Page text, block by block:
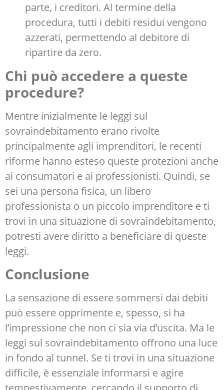
parte, i creditori. Al termine della
procedura, tutti i debiti residui vengono
azzerati, permettendo al debitore di
ripartire da zero.
Chi può accedere a queste
procedure?
Mentre inizialmente le leggi sul
sovraindebitamento erano rivolte
principalmente agli imprenditori, le recenti
riforme hanno esteso queste protezioni anche
ai consumatori e ai professionisti. Quindi, se
sei una persona fisica, un libero
professionista o un piccolo imprenditore e ti
trovi in una situazione di sovraindebitamento,
potresti avere diritto a beneficiare di queste
leggi.
Conclusione
La sensazione di essere sommersi dai debiti
può essere opprimente e, spesso, si ha
l’impressione che non ci sia via d’uscita. Ma le
leggi sul sovraindebitamento offrono una luce
in fondo al tunnel. Se ti trovi in una situazione
difficile, è essenziale informarsi e agire